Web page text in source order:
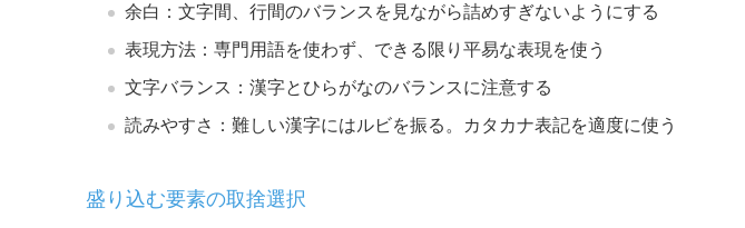
余白：文字間、行間のバランスを見ながら詰めすぎないようにする
表現方法：専門用語を使わず、できる限り平易な表現を使う
文字バランス：漢字とひらがなのバランスに注意する
読みやすさ：難しい漢字にはルビを振る。カタカナ表記を適度に使う
盛り込む要素の取捨選択